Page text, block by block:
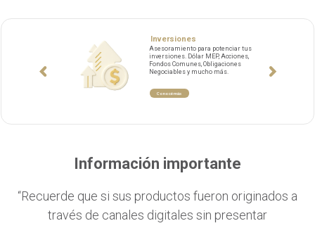
Asesoramiento para potenciar tus
inversiones. Dólar MEP, Acciones,
Fondos Comunes, Obligaciones
Negociables y mucho más.
Inversiones
Conocé más
Información importante
“Recuerde que si sus productos fueron originados a
través de canales digitales sin presentar